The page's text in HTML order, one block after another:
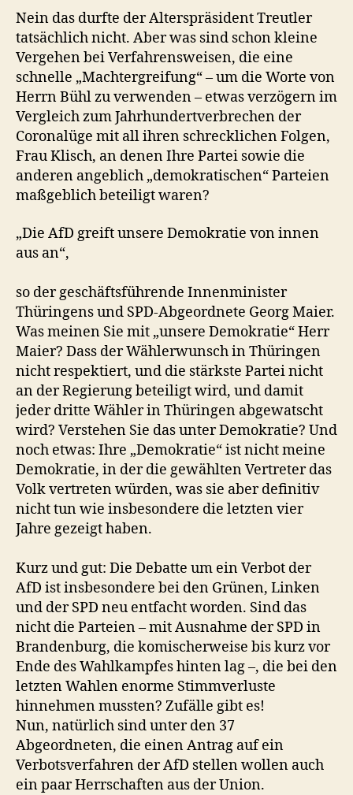
Nein das durfte der Alterspräsident Treutler
tatsächlich nicht. Aber was sind schon kleine
Vergehen bei Verfahrensweisen, die eine
schnelle „Machtergreifung“ – um die Worte von
Herrn Bühl zu verwenden – etwas verzögern im
Vergleich zum Jahrhundertverbrechen der
Coronalüge mit all ihren schrecklichen Folgen,
Frau Klisch, an denen Ihre Partei sowie die
anderen angeblich „demokratischen“ Parteien
maßgeblich beteiligt waren?
„Die AfD greift unsere Demokratie von innen
aus an“,
so der geschäftsführende Innenminister
Thüringens und SPD-Abgeordnete Georg Maier.
Was meinen Sie mit „unsere Demokratie“ Herr
Maier? Dass der Wählerwunsch in Thüringen
nicht respektiert, und die stärkste Partei nicht
an der Regierung beteiligt wird, und damit
jeder dritte Wähler in Thüringen abgewatscht
wird? Verstehen Sie das unter Demokratie? Und
noch etwas: Ihre „Demokratie“ ist nicht meine
Demokratie, in der die gewählten Vertreter das
Volk vertreten würden, was sie aber definitiv
nicht tun wie insbesondere die letzten vier
Jahre gezeigt haben.
Kurz und gut: Die Debatte um ein Verbot der
AfD ist insbesondere bei den Grünen, Linken
und der SPD neu entfacht worden. Sind das
nicht die Parteien – mit Ausnahme der SPD in
Brandenburg, die komischerweise bis kurz vor
Ende des Wahlkampfes hinten lag –, die bei den
letzten Wahlen enorme Stimmverluste
hinnehmen mussten? Zufälle gibt es!
Nun, natürlich sind unter den 37
Abgeordneten, die einen Antrag auf ein
Verbotsverfahren der AfD stellen wollen auch
ein paar Herrschaften aus der Union.